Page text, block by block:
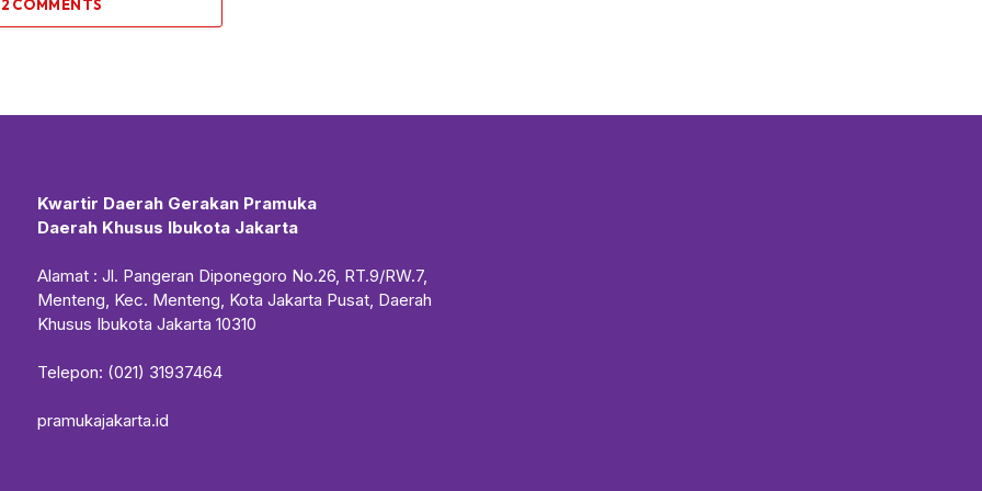
COMMENTS
Kwartir Daerah Gerakan Pramuka
Daerah Khusus Ibukota Jakarta
Alamat : Jl. Pangeran Diponegoro No.26, RT.9/RW.7,
Menteng, Kec. Menteng, Kota Jakarta Pusat, Daerah
Khusus Ibukota Jakarta 10310
Telepon: (021) 31937464
pramukajakarta.id